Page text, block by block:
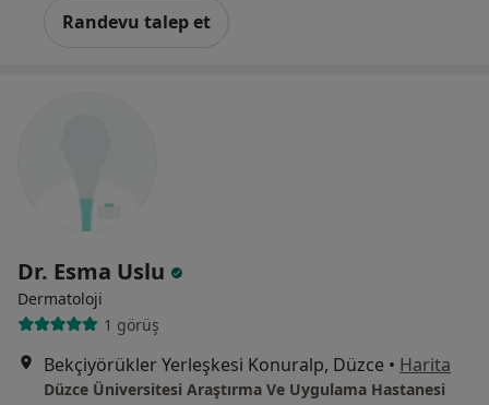
Randevu talep et
Dr. Esma Uslu
Dermatoloji
1 görüş
Bekçiyörükler Yerleşkesi Konuralp, Düzce • Harita
Düzce Üniversitesi Araştırma Ve Uygulama Hastanesi